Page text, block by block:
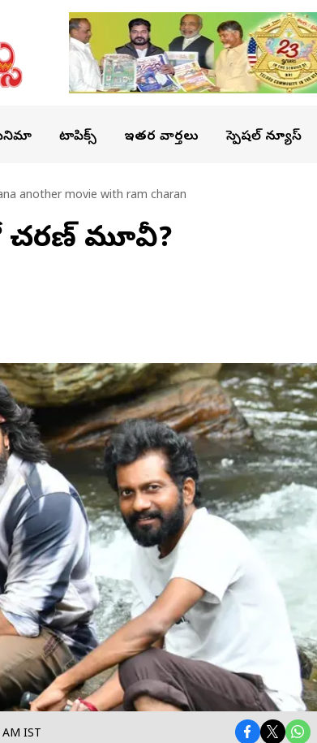
టాపిక్స్ ఇతర వార్తలు స్పెషల్ న్యూస్
another movie with ram charan
చ‌ర‌ణ్ మూవీ?
IST